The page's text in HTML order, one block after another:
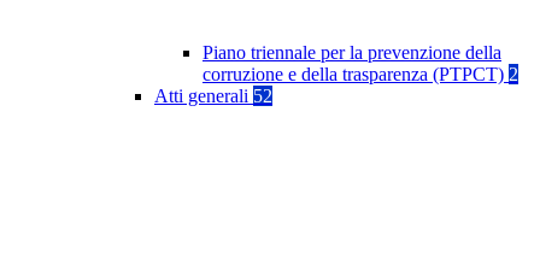
Piano triennale per la prevenzione della
corruzione e della trasparenza (PTPCT) 2
Atti generali 52